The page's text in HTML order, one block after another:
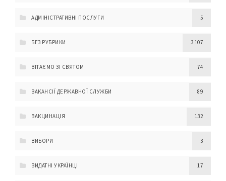
АДМІНІСТРАТИВНІ ПОСЛУГИ 5
БЕЗ РУБРИКИ 3 107
ВІТАЄМО ЗІ СВЯТОМ 74
ВАКАНСІЇ ДЕРЖАВНОЇ СЛУЖБИ 89
ВАКЦИНАЦІЯ 132
ВИБОРИ 3
ВИДАТНІ УКРАЇНЦІ 17